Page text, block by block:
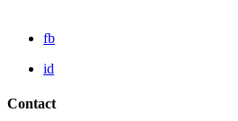
fb
id
Contact